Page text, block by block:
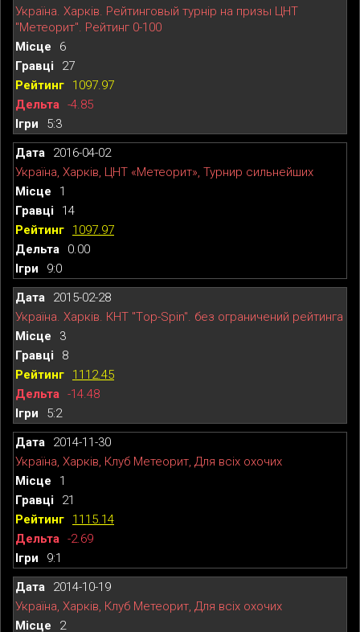
Україна. Харків. Рейтинговый турнір на призы ЦНТ
"Метеорит". Рейтинг 0-100
6
27
1097.97
-4.85
5:3
2016-04-02
Україна, Харків, ЦНТ «Метеорит», Турнир сильнейших
1
14
1097.97
0.00
9:0
2015-02-28
Україна. Харків. КНТ "Тop-Spin". без ограничений рейтинга
3
8
1112.45
-14.48
5:2
2014-11-30
Україна, Харків, Клуб Метеорит, Для всіх охочих
1
21
1115.14
-2.69
9:1
2014-10-19
Україна, Харків, Клуб Метеорит, Для всіх охочих
2